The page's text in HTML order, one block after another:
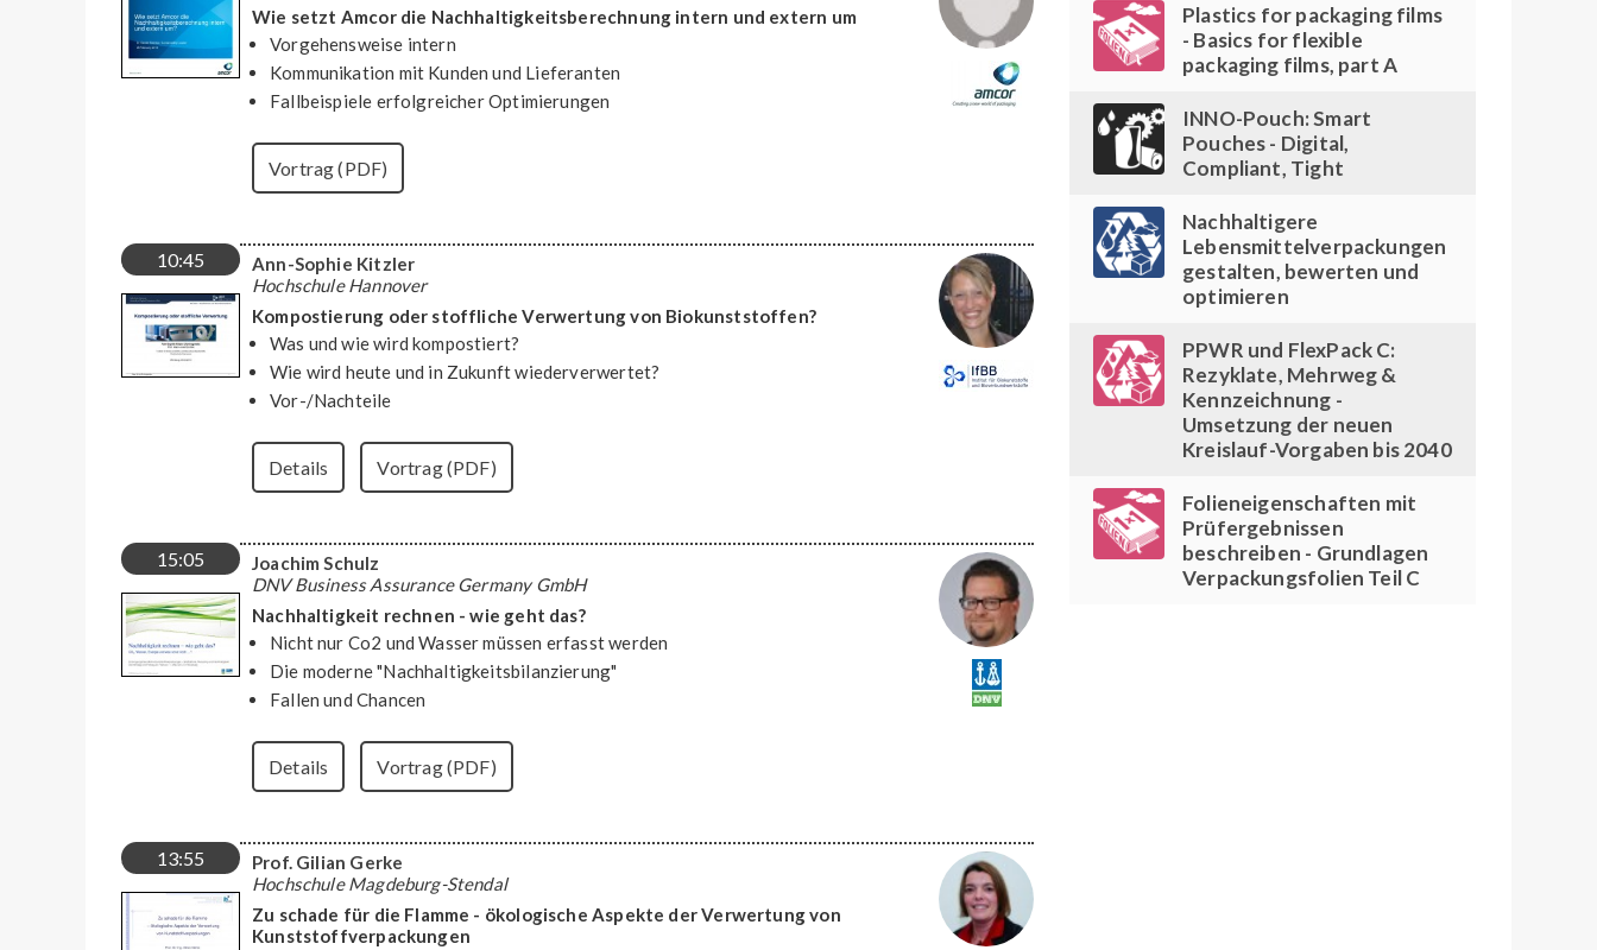
Wie setzt Amcor die Nachhaltigkeitsberechnung intern und extern um
Vorgehensweise intern
Kommunikation mit Kunden und Lieferanten
Fallbeispiele erfolgreicher Optimierungen
Vortrag (PDF)
10:45
Ann-Sophie Kitzler
Hochschule Hannover
Kompostierung oder stoffliche Verwertung von Biokunststoffen?
Was und wie wird kompostiert?
Wie wird heute und in Zukunft wiederverwertet?
Vor-/Nachteile
Details Vortrag (PDF)
15:05
Joachim Schulz
DNV Business Assurance Germany GmbH
Nachhaltigkeit rechnen - wie geht das?
Nicht nur Co2 und Wasser müssen erfasst werden
Die moderne "Nachhaltigkeitsbilanzierung"
Fallen und Chancen
Details Vortrag (PDF)
13:55
Prof. Gilian Gerke
Hochschule Magdeburg-Stendal
Zu schade für die Flamme - ökologische Aspekte der Verwertung von
Kunststoffverpackungen
Plastics for packaging films
- Basics for flexible
packaging films, part A
INNO-Pouch: Smart
Pouches - Digital,
Compliant, Tight
Nachhaltigere
Lebensmittelverpackungen
gestalten, bewerten und
optimieren
PPWR und FlexPack C:
Rezyklate, Mehrweg &
Kennzeichnung -
Umsetzung der neuen
Kreislauf-Vorgaben bis 2040
Folieneigenschaften mit
Prüfergebnissen
beschreiben - Grundlagen
Verpackungsfolien Teil C